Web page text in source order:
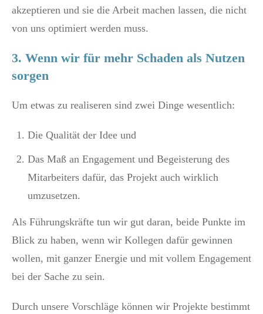
akzeptieren und sie die Arbeit machen lassen, die nicht
von uns optimiert werden muss.
3. Wenn wir für mehr Schaden als Nutzen
sorgen
Um etwas zu realiseren sind zwei Dinge wesentlich:
Die Qualität der Idee und
Das Maß an Engagement und Begeisterung des
Mitarbeiters dafür, das Projekt auch wirklich
umzusetzen.
Als Führungskräfte tun wir gut daran, beide Punkte im
Blick zu haben, wenn wir Kollegen dafür gewinnen
wollen, mit ganzer Energie und mit vollem Engagement
bei der Sache zu sein.
Durch unsere Vorschläge können wir Projekte bestimmt